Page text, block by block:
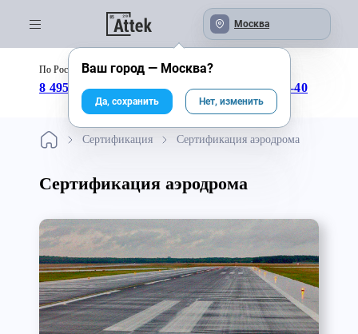
Москва
По России бесплатно:
8 495 246-04-43 8 800 333-25-40
Сертификация Сертификация аэродрома
Сертификация аэродрома
Ваш город — Москва?
Да, сохранить Нет, изменить